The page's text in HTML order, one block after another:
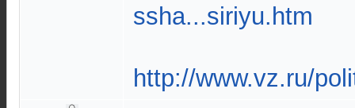
ssha...siriyu.htm
http://www.vz.ru/